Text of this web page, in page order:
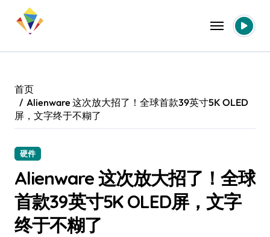
首页
Alienware 这次放大招了！全球首款39英寸5K OLED
屏，文字终于不糊了
硬件
Alienware 这次放大招了！全球
首款39英寸5K OLED屏，文字
终于不糊了